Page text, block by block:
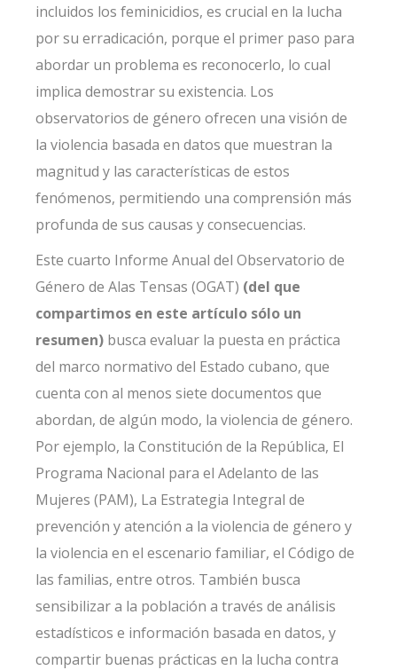
incluidos los feminicidios, es crucial en la lucha
por su erradicación, porque el primer paso para
abordar un problema es reconocerlo, lo cual
implica demostrar su existencia. Los
observatorios de géneroofrecen una visión de
la violencia basada en datos que muestran la
magnitud y las características de estos
fenómenos, permitiendo una comprensión más
profunda de sus causas y consecuencias.
Este cuarto Informe Anual del Observatorio de
Género de Alas Tensas (OGAT) (del que
compartimos en este artículo sólo un
resumen) busca evaluar la puesta en práctica
del marco normativo del Estado cubano, que
cuenta con al menos siete documentos que
abordan, de algún modo, la violencia de género.
Por ejemplo, la Constitución de la República, El
Programa Nacional para el Adelanto de las
Mujeres (PAM), La Estrategia Integral de
prevención y atención a la violencia de género y
la violencia en el escenario familiar, el Código de
las familias, entre otros. También busca
sensibilizar a la población a través de análisis
estadísticos e información basada en datos, y
compartir buenas prácticas en la lucha contra